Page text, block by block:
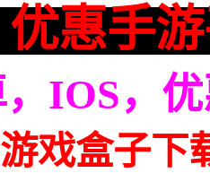
优惠手
IOS，
戏盒子下